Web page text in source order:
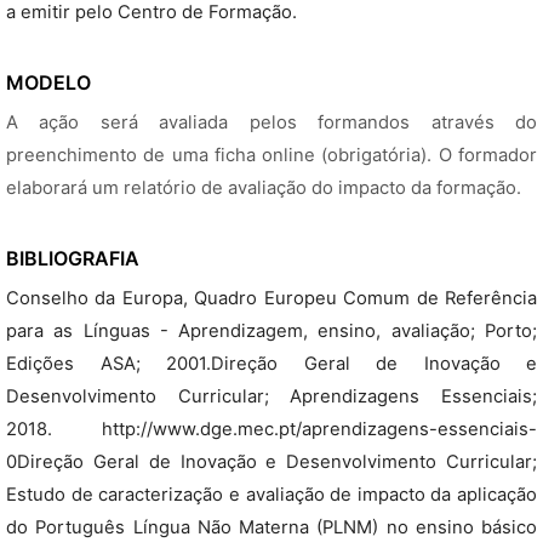
a emitir pelo Centro de Formação.
MODELO
A ação será avaliada pelos formandos através do
preenchimento de uma ficha online (obrigatória). O formador
elaborará um relatório de avaliação do impacto da formação.
BIBLIOGRAFIA
Conselho da Europa, Quadro Europeu Comum de Referência
para as Línguas - Aprendizagem, ensino, avaliação; Porto;
Edições ASA; 2001.Direção Geral de Inovação e
Desenvolvimento Curricular; Aprendizagens Essenciais;
2018. http://www.dge.mec.pt/aprendizagens-essenciais-
0Direção Geral de Inovação e Desenvolvimento Curricular;
Estudo de caracterização e avaliação de impacto da aplicação
do Português Língua Não Materna (PLNM) no ensino básico